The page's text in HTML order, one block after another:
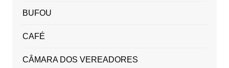
BUFOU
CAFÉ
CÂMARA DOS VEREADORES